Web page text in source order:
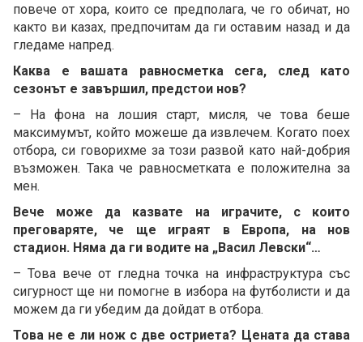
повече от хора, които се предполага, че го обичат, но
както ви казах, предпочитам да ги оставим назад и да
гледаме напред.
Каква е вашата равносметка сега, след като
сезонът е завършил, предстои нов?
– На фона на лошия старт, мисля, че това беше
максимумът, който можеше да извлечем. Когато поех
отбора, си говорихме за този развой като най-добрия
възможен. Така че равносметката е положителна за
мен.
Вече може да казвате на играчите, с които
преговаряте, че ще играят в Европа, на нов
стадион. Няма да ги водите на „Васил Левски“…
– Това вече от гледна точка на инфраструктура със
сигурност ще ни помогне в избора на футболисти и да
можем да ги убедим да дойдат в отбора.
Това не е ли нож с две остриета? Цената да става